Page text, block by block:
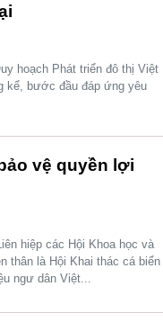
hoạch Phát triển đô thị Việt
kể, bước đầu đáp ứng yêu
vệ quyền lợi
hiệp các Hội Khoa học và
thân là Hội Khai thác cá biển
ngư dân Việt...